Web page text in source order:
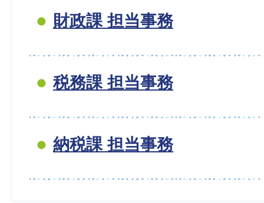
財政課 担当事務
税務課 担当事務
納税課 担当事務